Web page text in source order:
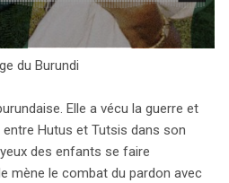
du Burundi
Elle a vécu la guerre et
Hutus et Tutsis dans son
des enfants se faire
mène le combat du pardon avec